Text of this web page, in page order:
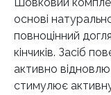
основі
повноцінний
кінчиків. Засіб
активно
стимулює